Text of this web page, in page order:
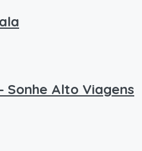
Sonhe Alto Viagens